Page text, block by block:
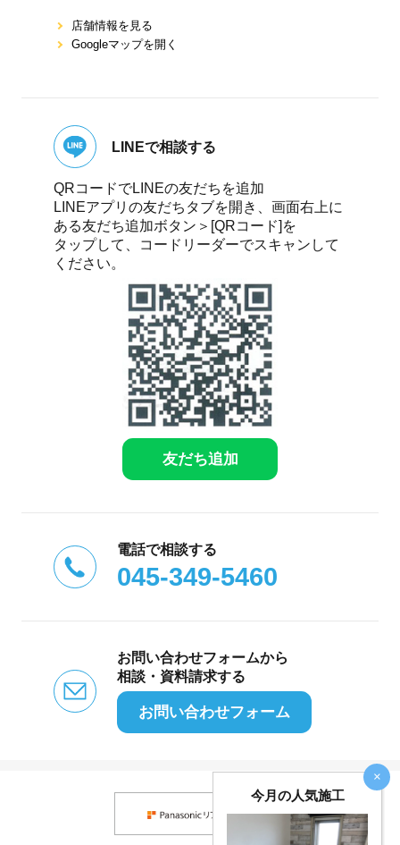
×
今月の人気施工
店舗情報を⾒る
Googleマップを開く
LINEで相談する
QRコードでLINEの友だちを追加
LINEアプリの友だちタブを開き、画面右上に
ある友だち追加ボタン＞[QRコード]を
タップして、コードリーダーでスキャンして
ください。
友だち追加
電話で相談する
045-349-5460
お問い合わせフォームから
相談・資料請求する
お問い合わせフォーム